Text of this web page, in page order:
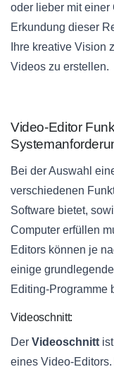
oder lieber mit einer
Erkundung dieser
Ihre kreative Vision
Videos zu erstellen.
Video-Editor
Bei der Auswahl
verschiedenen
Software bietet,
Computer erfüllen
Editors können je
einige
Editing-Programme
Videoschnitt:
Der Videoschnitt
eines Video-